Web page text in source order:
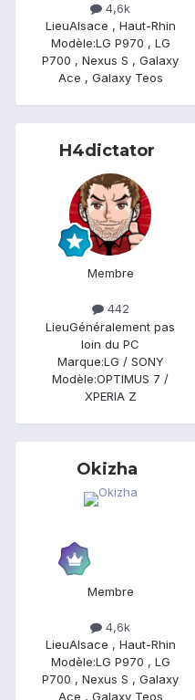
4,6k
LieuAlsace , Haut-Rhin
Modèle:LG P970 , LG
P700 , Nexus S , Galaxy
Ace , Galaxy Teos
H4dictator
Membre
442
LieuGénéralement pas
loin du PC
Marque:LG / SONY
Modèle:OPTIMUS 7 /
XPERIA Z
Okizha
Membre
4,6k
LieuAlsace , Haut-Rhin
Modèle:LG P970 , LG
P700 , Nexus S , Galaxy
Ace , Galaxy Teos